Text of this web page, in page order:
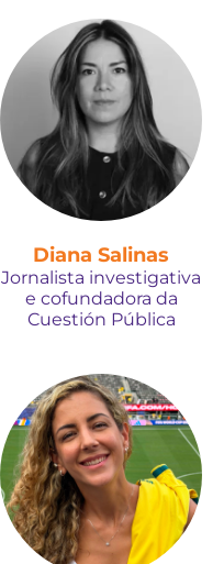
Diana Salinas
Jornalista investigativa
e cofundadora da
Cuestión Pública